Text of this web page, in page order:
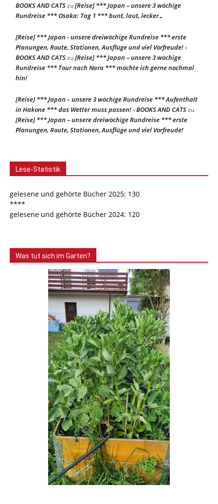
BOOKS AND CATSzu[Reise] *** Japan – unsere 3 wöchige
Rundreise *** Osaka: Tag 1 *** bunt, laut, lecker…
[Reise] *** Japan - unsere dreiwöchige Rundreise *** erste
Planungen, Route, Stationen, Ausflüge und viel Vorfreude! -
BOOKS AND CATSzu[Reise] *** Japan – unsere 3 wöchige
Rundreise *** Tour nach Nara *** möchte ich gerne nochmal
hin!
[Reise] *** Japan – unsere 3 wöchige Rundreise *** Aufenthalt
in Hakone *** das Wetter muss passen! - BOOKS AND CATSzu
[Reise] *** Japan – unsere dreiwöchige Rundreise *** erste
Planungen, Route, Stationen, Ausflüge und viel Vorfreude!
Lese-Statistik
gelesene und gehörte Bücher 2025: 130
****
gelesene und gehörte Bücher 2024: 120
Was tut sich im Garten?